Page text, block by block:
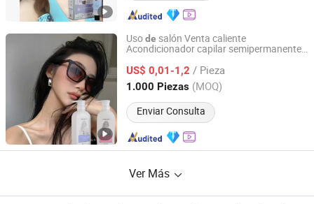
Usode salón Venta caliente
Acondicionador capilar semipermanente
tratamiento de color temporal para venta
al por mayor
US$ 0,01-1,2 / Pieza
1.000 Piezas (MOQ)
Enviar Consulta
Guangzhou Gaoyou Cosmetics Co., Ltd.
Guangdong, China Desde 2025
Ver Más